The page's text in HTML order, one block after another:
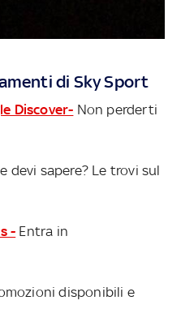
di Sky Sport
Discover- Non perderti
devi sapere? Le trovi sul
- Entra in
disponibili e